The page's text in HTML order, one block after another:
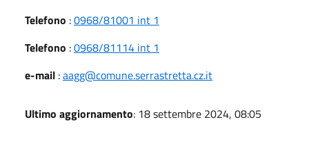
Telefono :0968/81001 int 1
Telefono :0968/81114 int 1
e-mail :aagg@comune.serrastretta.cz.it
Ultimo aggiornamento: 18 settembre 2024, 08:05